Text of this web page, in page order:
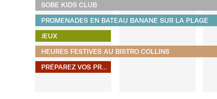
SOBE KIDS CLUB
PROMENADES EN BATEAU BANANE SUR LA PLAGE
JEUX
HEURES FESTIVES AU BISTRO COLLINS
PRÉPAREZ VOS PROPRES S'MORES